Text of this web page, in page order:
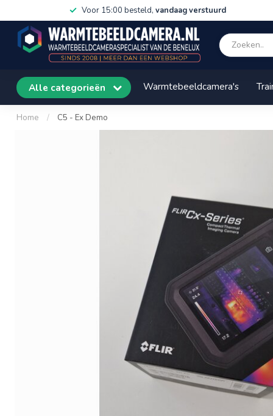
Voor 15:00 besteld, vandaag verstuurd
Alle categorieën Warmtebeeldcamera's
Home / C5 - Ex Demo